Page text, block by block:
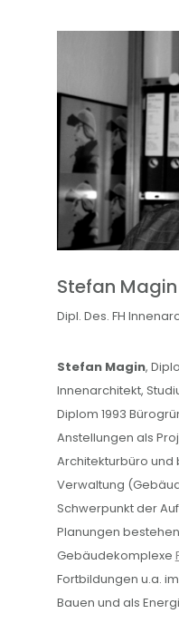
Stefan Magin
Dipl. Des. FH
Stefan Magin,
Innenarchitekt,
Diplom 1993
Anstellungen als
Architekturbüro
Verwaltung
Schwerpunkt der
Planungen
Gebäudekomplexe
Fortbildungen u.a.
Bauen und als